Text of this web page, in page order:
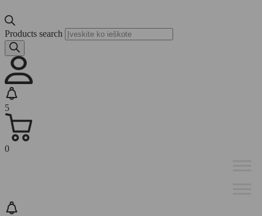
Products search
5
0